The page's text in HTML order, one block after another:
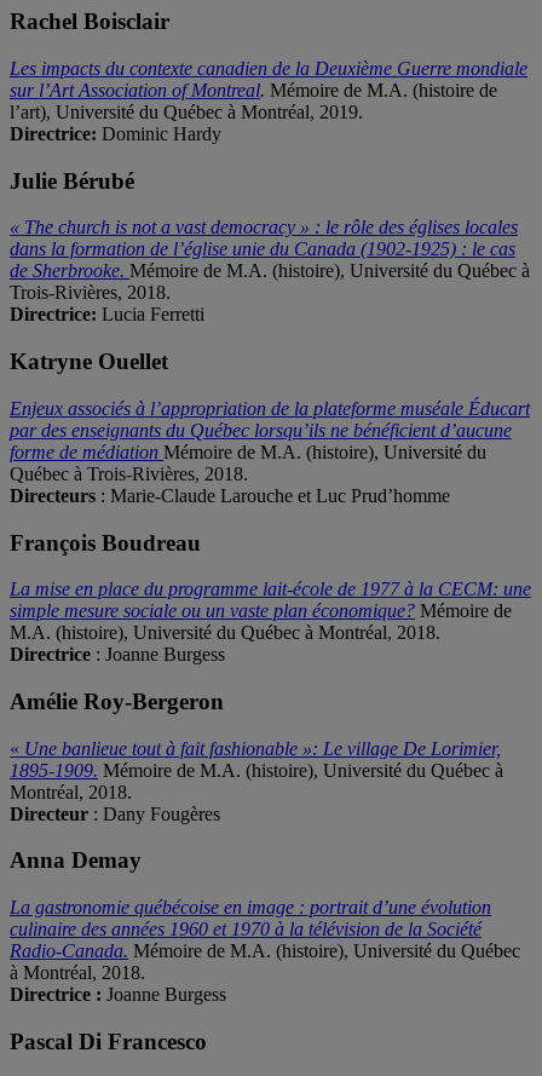
Rachel Boisclair
Les impacts du contexte canadien de la Deuxième Guerre mondiale
sur l’Art Association of Montreal. Mémoire de M.A. (histoire de
l’art), Université du Québec à Montréal, 2019.
Directrice: Dominic Hardy
Julie Bérubé
« The church is not a vast democracy » : le rôle des églises locales
dans la formation de l’église unie du Canada (1902-1925) : le cas
de Sherbrooke. Mémoire de M.A. (histoire), Université du Québec à
Trois-Rivières, 2018.
Directrice: Lucia Ferretti
Katryne Ouellet
Enjeux associés à l’appropriation de la plateforme muséale Éducart
par des enseignants du Québec lorsqu’ils ne bénéficient d’aucune
forme de médiation Mémoire de M.A. (histoire), Université du
Québec à Trois-Rivières, 2018.
Directeurs : Marie-Claude Larouche et Luc Prud’homme
François Boudreau
La mise en place du programme lait-école de 1977 à la CECM: une
simple mesure sociale ou un vaste plan économique? Mémoire de
M.A. (histoire), Université du Québec à Montréal, 2018.
Directrice : Joanne Burgess
Amélie Roy-Bergeron
« Une banlieue tout à fait fashionable »: Le village De Lorimier,
1895-1909. Mémoire de M.A. (histoire), Université du Québec à
Montréal, 2018.
Directeur : Dany Fougères
Anna Demay
La gastronomie québécoise en image : portrait d’une évolution
culinaire des années 1960 et 1970 à la télévision de la Société
Radio-Canada. Mémoire de M.A. (histoire), Université du Québec
à Montréal, 2018.
Directrice : Joanne Burgess
Pascal Di Francesco